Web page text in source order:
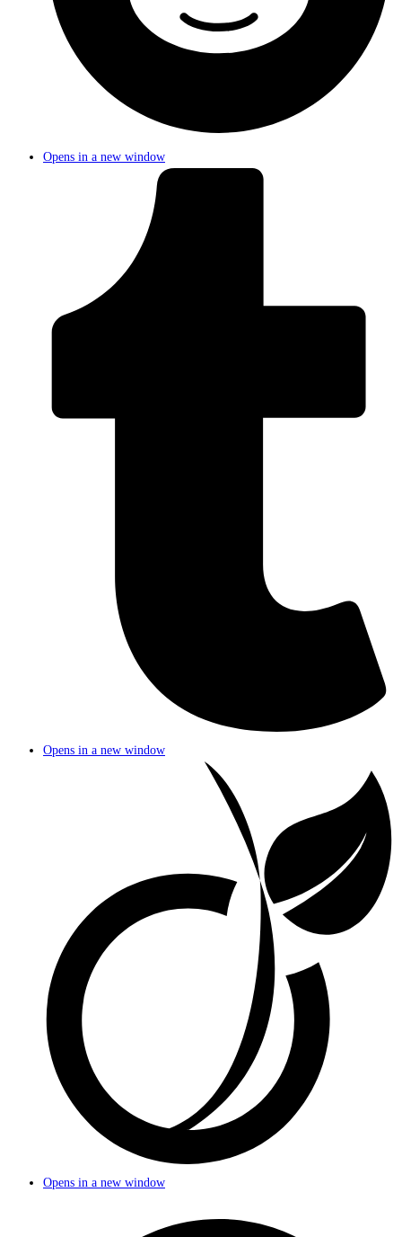
Opens in a new window
Opens in a new window
Opens in a new window